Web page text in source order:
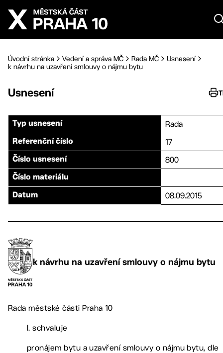
Přejít na hlavní obsah
Úvodní stránka Vedení a správa MČ Rada MČ
Usnesení
k návrhu na uzavření smlouvy o nájmu bytu
Usnesení
Typ usnesení Rada
Referenční číslo 17
Číslo usnesení 800
Číslo materiálu
Datum 08.09.2015
k návrhu na uzavření smlouvy o nájmu bytu
Rada městské části Praha 10
I. schvaluje
pronájem bytu a uzavření smlouvy o nájmu bytu, dle